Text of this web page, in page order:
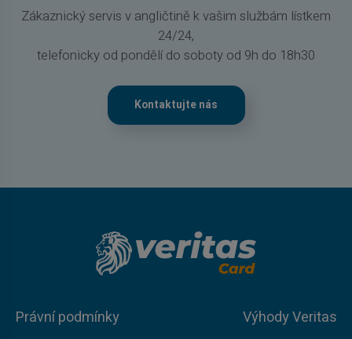
Zákaznický servis v angličtině k vašim službám lístkem
24/24,
telefonicky od pondělí do soboty od 9h do 18h30
Kontaktujte nás
Právní podmínky Výhody Veritas